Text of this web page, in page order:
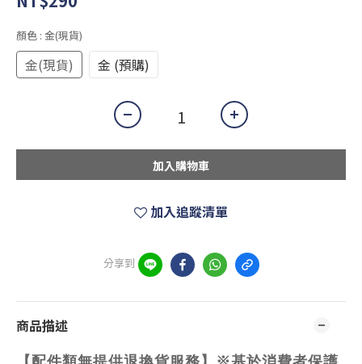
顏色 : 金(現貨)
金(現貨) 金 (預購)
加入購物車
加入追蹤清單
分享到
商品描述